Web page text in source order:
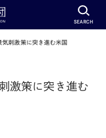
SEARCH
刺激策に突き進む米国
激策に突き進む